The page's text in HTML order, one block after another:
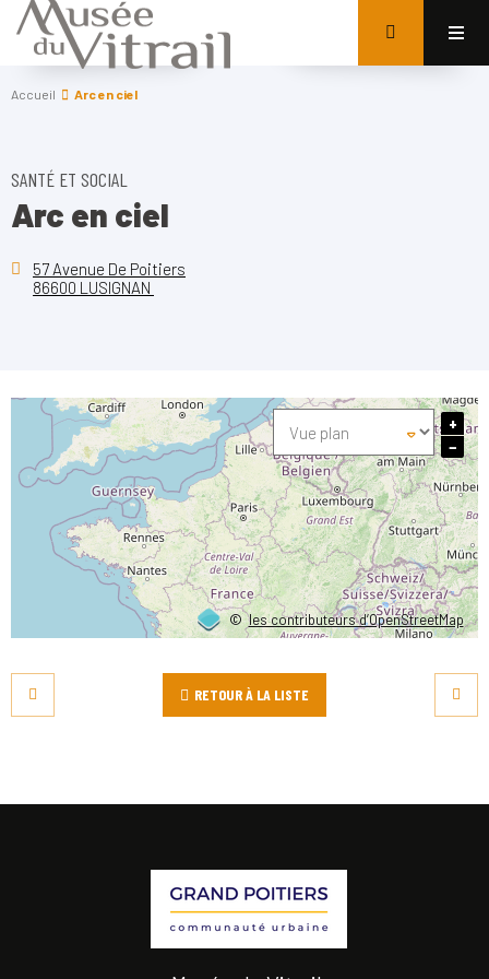
Accueil Arc en ciel
SANTÉ ET SOCIAL
Arc en ciel
57 Avenue De Poitiers
86600 LUSIGNAN
©les contributeurs d’OpenStreetMap
+
−
RETOUR À LA LISTE